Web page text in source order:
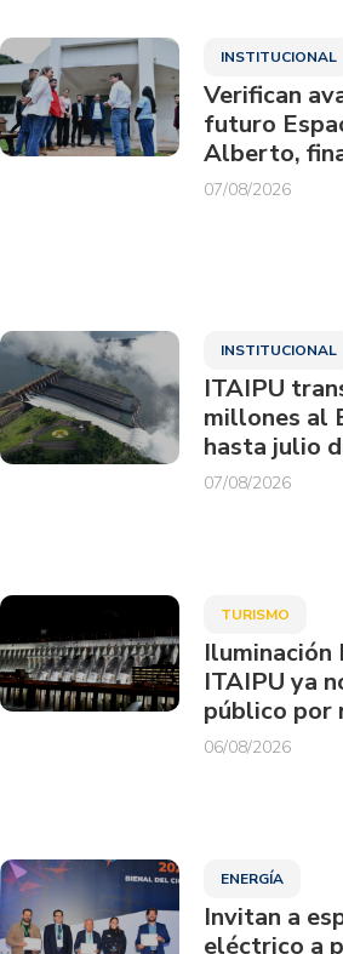
INSTITUCIONAL
Verifican
futuro
Alberto,
07/08/2026
INSTITUCIONAL
ITAIPU
millones al
hasta julio
07/08/2026
TURISMO
Iluminación
ITAIPU ya
público por
06/08/2026
ENERGÍA
Invitan a
eléctrico a